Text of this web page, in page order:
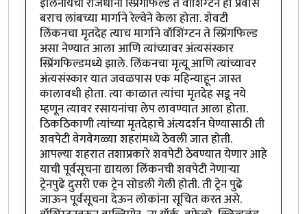
बराच लांबच्या मार्गाने रेल्वेने केला होता. शेवटी
लिंकनचा मृतदेह त्याच मार्गाने वॉशिंग्टन ते स्प्रिंगफिल्ड
असा नेण्यात आला आणि त्यांच्यावर अंत्यसंस्कार
स्प्रिंगफिल्डमध्ये झाले. लिंकनचा मृत्यू आणि त्यांच्यावर
अंत्यसंस्कार यात जवळपास एक महिन्याहून जास्त
कालावधी होता. त्या काळात त्यांचा मृतदेह सडू नये
म्हणून त्यावर रसायनांचा लेप लावण्यात आला होता.
ठिकठिकाणी त्यांच्या मृतदेहाचे अंत्यदर्शन घेण्यासाठी ती
शवपेटी वेगवेगळ्या शहरांमध्ये ठेवली जात होती.
आपल्या शहरात तशाप्रकारे शवपेटी ठेवण्यात येणार आहे
याची पूर्वसूचना द्यायला लिंकनची शवपेटी नेणार्‍या
ट्रेनपुढे दुसरी एक ट्रेन सोडली गेली होती. ती ट्रेन पुढे
जाऊन पूर्वसूचना देऊन लोकांना सूचित करत असे.